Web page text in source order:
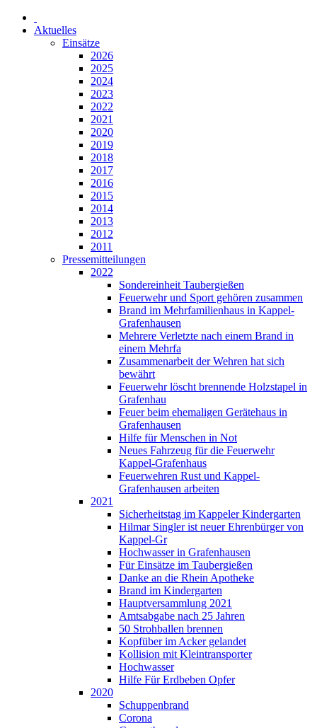
Aktuelles
Einsätze
2026
2025
2024
2023
2022
2021
2020
2019
2018
2017
2016
2015
2014
2013
2012
2011
Pressemitteilungen
2022
Sondereinheit Taubergießen
Feuerwehr und Sport gehören zusammen
Brand im Mehrfamilienhaus in Kappel-
Grafenhausen
Mehrere Verletzte nach einem Brand in
einem Mehrfa
Zusammenarbeit der Wehren hat sich
bewährt
Feuerwehr löscht brennende Holzstapel in
Grafenhau
Feuer beim ehemaligen Gerätehaus in
Grafenhausen
Hilfe für Menschen in Not
Neues Fahrzeug für die Feuerwehr
Kappel-Grafenhaus
Feuerwehren Rust und Kappel-
Grafenhausen arbeiten
2021
Sicherheitstag im Kappeler Kindergarten
Hilmar Singler ist neuer Ehrenbürger von
Kappel-Gr
Hochwasser in Grafenhausen
Für Einsätze im Taubergießen
Danke an die Rhein Apotheke
Brand im Kindergarten
Hauptversammlung 2021
Amtsabgabe nach 25 Jahren
50 Strohballen brennen
Kopfüber im Acker gelandet
Kollision mit Kleintransporter
Hochwasser
Hilfe Für Erdbeben Opfer
2020
Schuppenbrand
Corona